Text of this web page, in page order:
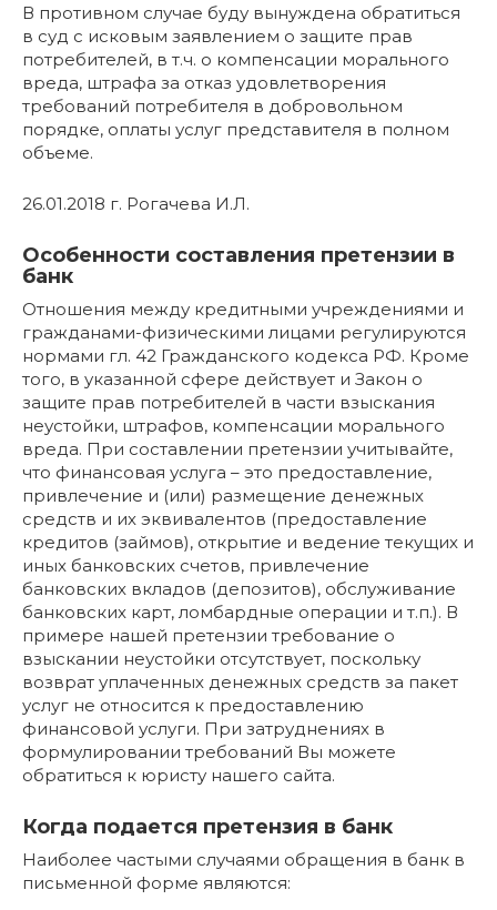
В противном случае буду вынуждена обратиться
в суд с исковым заявлением о защите прав
потребителей, в т.ч. о компенсации морального
вреда, штрафа за отказ удовлетворения
требований потребителя в добровольном
порядке, оплаты услуг представителя в полном
объеме.
26.01.2018 г. Рогачева И.Л.
Особенности составления претензии в
банк
Отношения между кредитными учреждениями и
гражданами-физическими лицами регулируются
нормами гл. 42 Гражданского кодекса РФ. Кроме
того, в указанной сфере действует и Закон о
защите прав потребителей в части взыскания
неустойки, штрафов, компенсации морального
вреда. При составлении претензии учитывайте,
что финансовая услуга – это предоставление,
привлечение и (или) размещение денежных
средств и их эквивалентов (предоставление
кредитов (займов), открытие и ведение текущих и
иных банковских счетов, привлечение
банковских вкладов (депозитов), обслуживание
банковских карт, ломбардные операции и т.п.). В
примере нашей претензии требование о
взыскании неустойки отсутствует, поскольку
возврат уплаченных денежных средств за пакет
услуг не относится к предоставлению
финансовой услуги. При затруднениях в
формулировании требований Вы можете
обратиться к юристу нашего сайта.
Когда подается претензия в банк
Наиболее частыми случаями обращения в банк в
письменной форме являются: